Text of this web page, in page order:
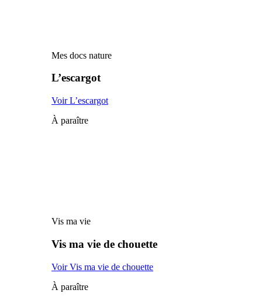
Mes docs nature
L’escargot
Voir L’escargot
À paraître
Vis ma vie
Vis ma vie de chouette
Voir Vis ma vie de chouette
À paraître